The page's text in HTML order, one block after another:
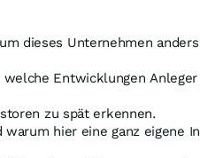
dieses Unternehmen
Entwicklungen
zu spät erkennen.
hier eine ganz eigene